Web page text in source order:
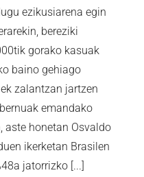
ezikusiarena egin
bereziki
gorako kasuak
baino gehiago
zalantzan jartzen
emandako
aste honetan Osvaldo
ikerketan Brasilen
jatorrizko [...]